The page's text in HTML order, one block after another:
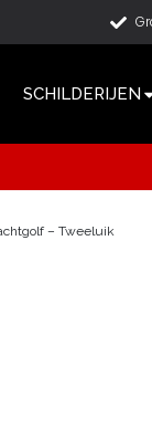
SCHILDERIJEN
– Tweeluik